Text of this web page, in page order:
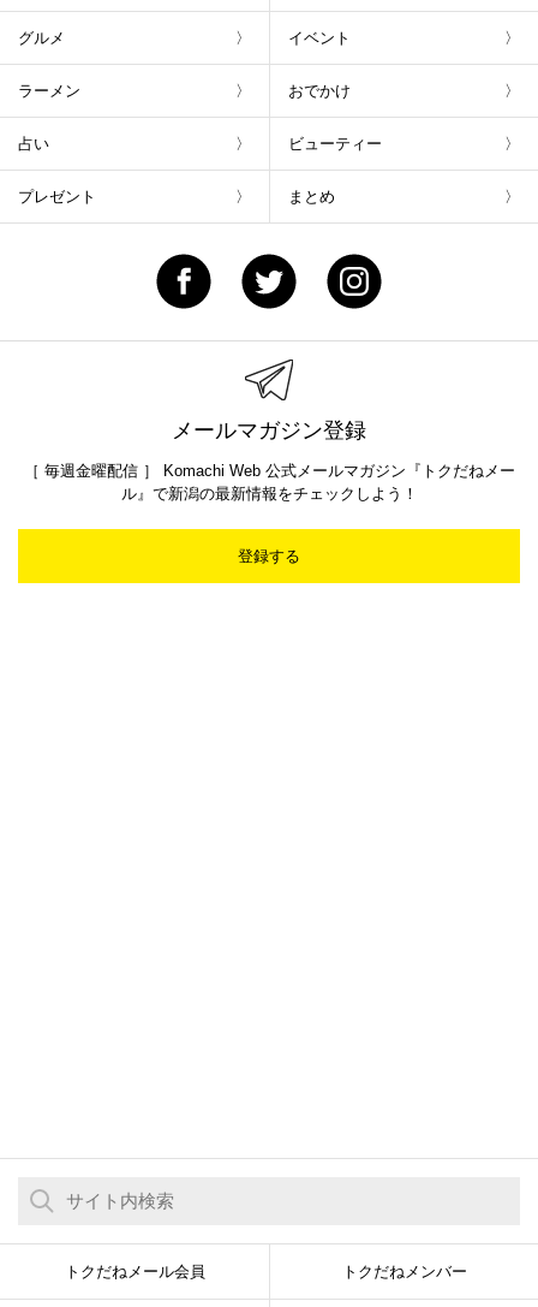
グルメ イベント
ラーメン おでかけ
占い ビューティー
プレゼント まとめ
メールマガジン登録
［ 毎週金曜配信 ］ Komachi Web 公式メールマガジン『トクだねメー
ル』で新潟の最新情報をチェックしよう！
登録する
トクだねメール会員 トクだねメンバー